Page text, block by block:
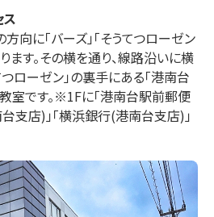
向に「バーズ」「そうてつローゼン
ます。その横を通り、線路沿いに横
ローゼン」の裏手にある「港南台
室です。※1Fに「港南台駅前郵便
支店)」「横浜銀行(港南台支店)」